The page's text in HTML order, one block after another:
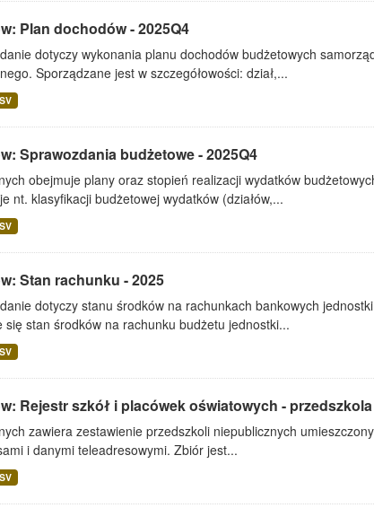
Plan dochodów - 2025Q4
dotyczy wykonania planu dochodów budżetowych
Sporządzane jest w szczegółowości: dział,...
Sprawozdania budżetowe - 2025Q4
obejmuje plany oraz stopień realizacji wydatków
nt. klasyfikacji budżetowej wydatków (działów,...
Stan rachunku - 2025
dotyczy stanu środków na rachunkach bankowych
się stan środków na rachunku budżetu jednostki...
Rejestr szkół i placówek oświatowych -
zawiera zestawienie przedszkoli niepublicznych
i danymi teleadresowymi. Zbiór jest...